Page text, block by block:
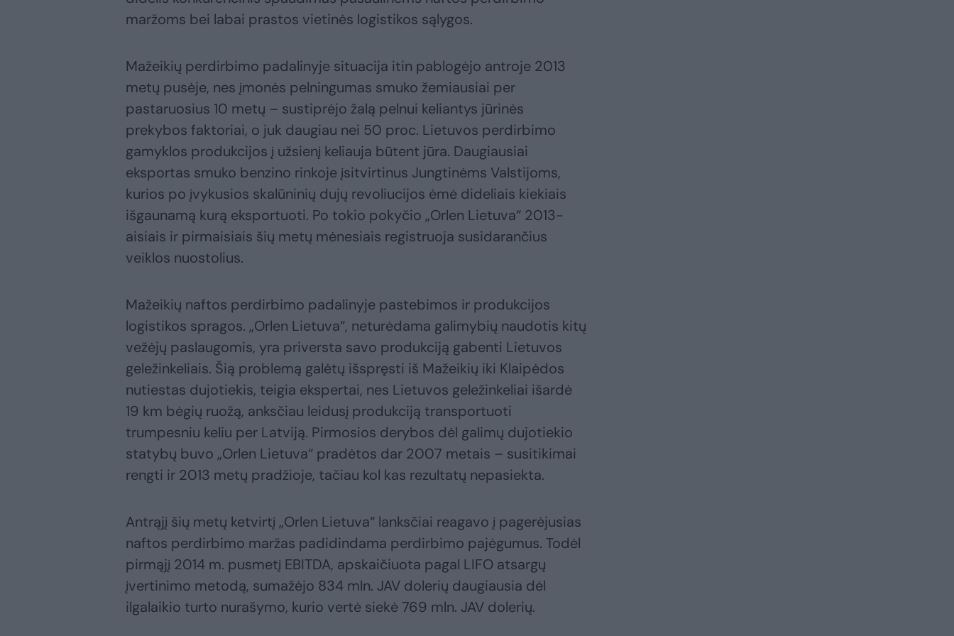
maržoms bei labai prastos vietinės logistikos sąlygos.
Mažeikių perdirbimo padalinyje situacija itin pablogėjo antroje 2013
metų pusėje, nes įmonės pelningumas smuko žemiausiai per
pastaruosius 10 metų – sustiprėjo žalą pelnui keliantys jūrinės
prekybos faktoriai, o juk daugiau nei 50 proc. Lietuvos perdirbimo
gamyklos produkcijos į užsienį keliauja būtent jūra. Daugiausiai
eksportas smuko benzino rinkoje įsitvirtinus Jungtinėms Valstijoms,
kurios po įvykusios skalūninių dujų revoliucijos ėmė dideliais kiekiais
išgaunamą kurą eksportuoti. Po tokio pokyčio „Orlen Lietuva“ 2013-
aisiais ir pirmaisiais šių metų mėnesiais registruoja susidarančius
veiklos nuostolius.
Mažeikių naftos perdirbimo padalinyje pastebimos ir produkcijos
logistikos spragos. „Orlen Lietuva“, neturėdama galimybių naudotis kitų
vežėjų paslaugomis, yra priversta savo produkciją gabenti Lietuvos
geležinkeliais. Šią problemą galėtų išspręsti iš Mažeikių iki Klaipėdos
nutiestas dujotiekis, teigia ekspertai, nes Lietuvos geležinkeliai išardė
19 km bėgių ruožą, anksčiau leidusį produkciją transportuoti
trumpesniu keliu per Latviją. Pirmosios derybos dėl galimų dujotiekio
statybų buvo „Orlen Lietuva“ pradėtos dar 2007 metais – susitikimai
rengti ir 2013 metų pradžioje, tačiau kol kas rezultatų nepasiekta.
Antrąjį šių metų ketvirtį „Orlen Lietuva“ lanksčiai reagavo į pagerėjusias
naftos perdirbimo maržas padidindama perdirbimo pajėgumus. Todėl
pirmąjį 2014 m. pusmetį EBITDA, apskaičiuota pagal LIFO atsargų
įvertinimo metodą, sumažėjo 834 mln. JAV dolerių daugiausia dėl
ilgalaikio turto nurašymo, kurio vertė siekė 769 mln. JAV dolerių.